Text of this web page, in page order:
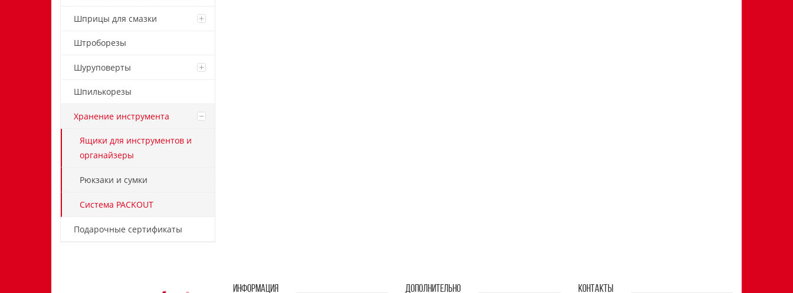
Шприцы для смазки
Штроборезы
Шуруповерты
Шпилькорезы
Хранение инструмента
Ящики для инструментов и
органайзеры
Рюкзаки и сумки
Система PACKOUT
Подарочные сертификаты
ИНФОРМАЦИЯ ДОПОЛНИТЕЛЬНО КОНТАКТЫ